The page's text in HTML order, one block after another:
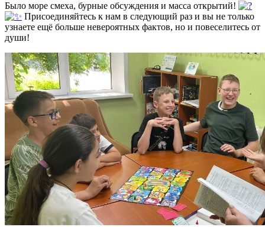
Было море смеха, бурные обсуждения и масса открытий!
Присоединяйтесь к нам в следующий раз и вы не только
узнаете ещё больше невероятных фактов, но и повеселитесь от
души!